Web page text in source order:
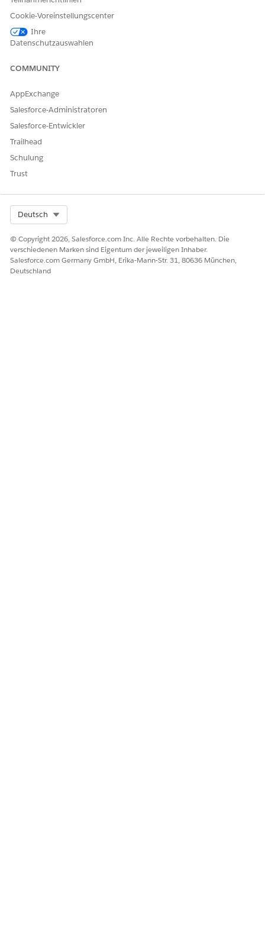
KONNTEN SIE IHR PROBLEM MITHILFE DIESES ARTIKELS
Geben Sie uns Feedback, damit wir uns verbessern können.
Cookie-Voreinstellungscenter
Ihre
Datenschutzauswahlen
COMMUNITY
AppExchange
Salesforce-Administratoren
Salesforce-Entwickler
Trailhead
Schulung
Trust
Deutsch
© Copyright 2026, Salesforce.com Inc. Alle Rechte vorbehalten. Die
verschiedenen Marken sind Eigentum der jeweiligen Inhaber.
Salesforce.com Germany GmbH, Erika-Mann-Str. 31, 80636 München,
Deutschland